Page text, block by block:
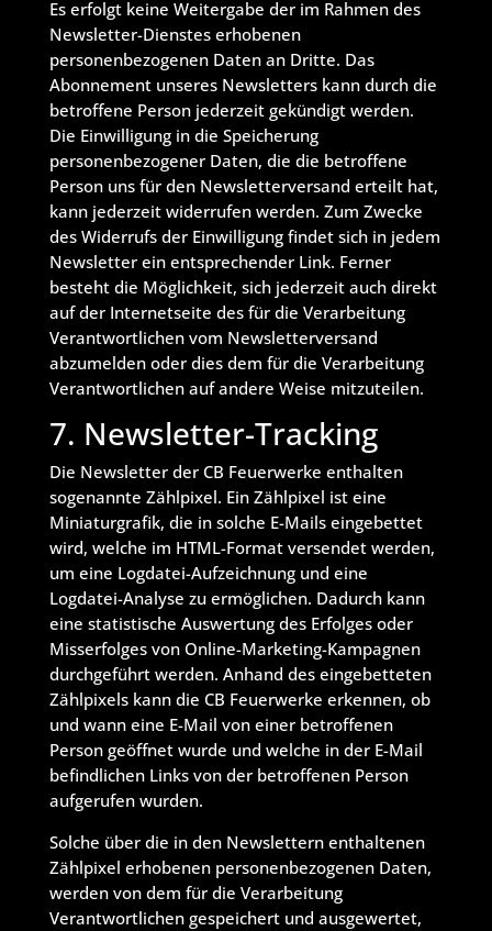
Es erfolgt keine Weitergabe der im Rahmen des
Newsletter-Dienstes erhobenen
personenbezogenen Daten an Dritte. Das
Abonnement unseres Newsletters kann durch die
betroffene Person jederzeit gekündigt werden.
Die Einwilligung in die Speicherung
personenbezogener Daten, die die betroffene
Person uns für den Newsletterversand erteilt hat,
kann jederzeit widerrufen werden. Zum Zwecke
des Widerrufs der Einwilligung findet sich in jedem
Newsletter ein entsprechender Link. Ferner
besteht die Möglichkeit, sich jederzeit auch direkt
auf der Internetseite des für die Verarbeitung
Verantwortlichen vom Newsletterversand
abzumelden oder dies dem für die Verarbeitung
Verantwortlichen auf andere Weise mitzuteilen.
7. Newsletter-Tracking
Die Newsletter der CB Feuerwerke enthalten
sogenannte Zählpixel. Ein Zählpixel ist eine
Miniaturgrafik, die in solche E-Mails eingebettet
wird, welche im HTML-Format versendet werden,
um eine Logdatei-Aufzeichnung und eine
Logdatei-Analyse zu ermöglichen. Dadurch kann
eine statistische Auswertung des Erfolges oder
Misserfolges von Online-Marketing-Kampagnen
durchgeführt werden. Anhand des eingebetteten
Zählpixels kann die CB Feuerwerke erkennen, ob
und wann eine E-Mail von einer betroffenen
Person geöffnet wurde und welche in der E-Mail
befindlichen Links von der betroffenen Person
aufgerufen wurden.
Solche über die in den Newslettern enthaltenen
Zählpixel erhobenen personenbezogenen Daten,
werden von dem für die Verarbeitung
Verantwortlichen gespeichert und ausgewertet,